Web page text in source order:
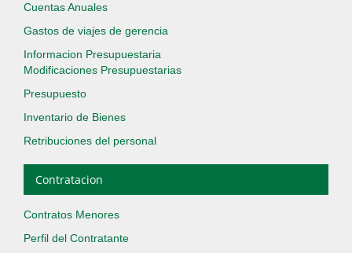
Cuentas Anuales
Gastos de viajes de gerencia
Informacion Presupuestaria
Modificaciones Presupuestarias
Presupuesto
Inventario de Bienes
Retribuciones del personal
Contratacion
Contratos Menores
Perfil del Contratante